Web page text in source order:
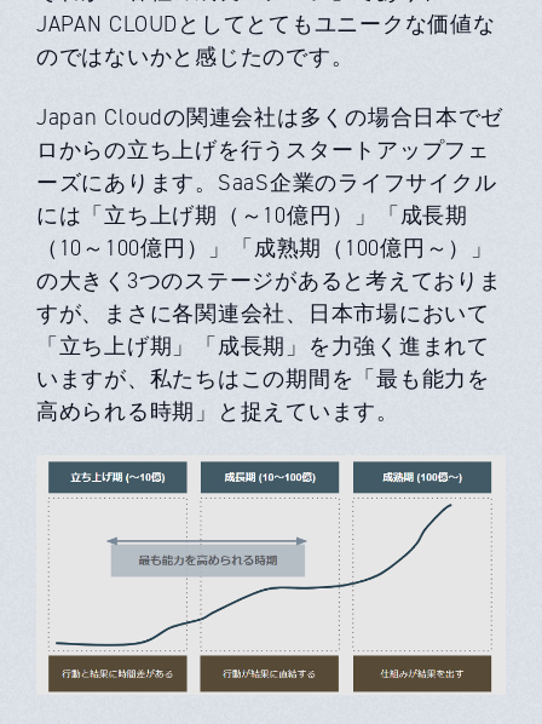
JAPAN CLOUDとしてとてもユニークな価値な
のではないかと感じたのです。
Japan Cloudの関連会社は多くの場合日本でゼ
ロからの立ち上げを行うスタートアップフェ
ーズにあります。SaaS企業のライフサイクル
には「立ち上げ期（～10億円）」「成長期
（10～100億円）」「成熟期（100億円～）」
の大きく3つのステージがあると考えておりま
すが、まさに各関連会社、日本市場において
「立ち上げ期」「成長期」を力強く進まれて
いますが、私たちはこの期間を「最も能力を
高められる時期」と捉えています。